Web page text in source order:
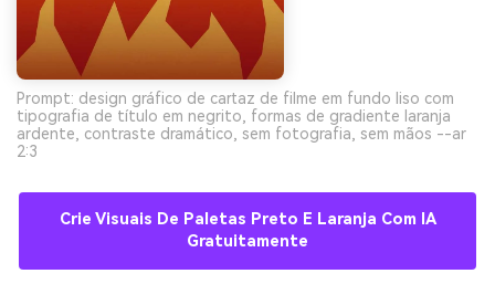
Prompt: design gráfico de cartaz de filme em fundo liso com
tipografia de título em negrito, formas de gradiente laranja
ardente, contraste dramático, sem fotografia, sem mãos --ar
2:3
Crie Visuais De Paletas Preto E Laranja Com IA
Gratuitamente